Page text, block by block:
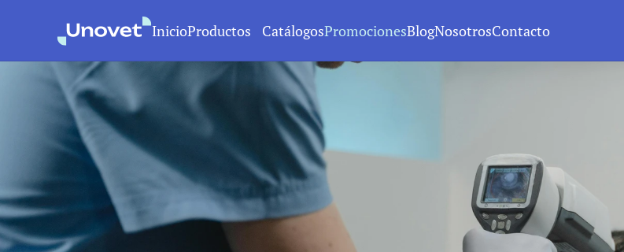
InicioProductos CatálogosPromocionesBlogNosotrosContacto